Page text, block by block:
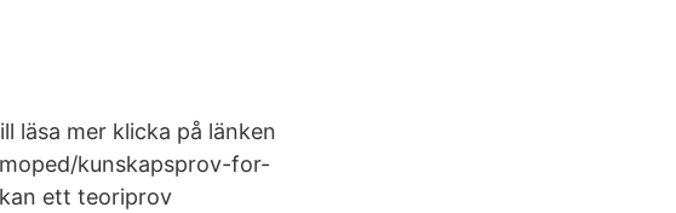
läsa mer klicka på länken
kunskapsprov-for-
ett teoriprov